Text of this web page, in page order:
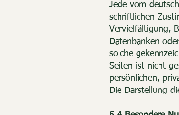
Jede vom
schriftlichen
Vervielfältigung,
Datenbanken
solche
Seiten ist nicht
persönlichen,
Die Darstellung